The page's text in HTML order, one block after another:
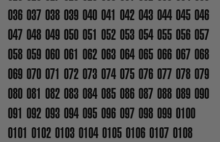
036 037 038 039 040 041 042 043 044 045 046
047 048 049 050 051 052 053 054 055 056 057
058 059 060 061 062 063 064 065 066 067 068
069 070 071 072 073 074 075 076 077 078 079
080 081 082 083 084 085 086 087 088 089 090
091 092 093 094 095 096 097 098 099 0100
0101 0102 0103 0104 0105 0106 0107 0108